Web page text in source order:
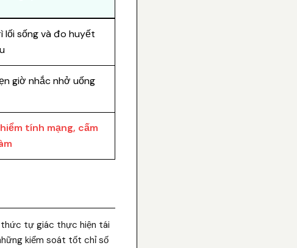
lối sống và đo huyết
giờ nhắc nhở uống
tính mạng, cấm
thức tự giác thực hiện tái
kiểm soát tốt chỉ số